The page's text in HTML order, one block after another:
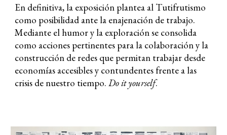
En definitiva, la exposición plantea al Tutifrutismo
como posibilidad ante la enajenación de trabajo.
Mediante el humor y la exploración se consolida
como acciones pertinentes para la colaboración y la
construcción de redes que permitan trabajar desde
economías accesibles y contundentes frente a las
crisis de nuestro tiempo.Do it yourself.